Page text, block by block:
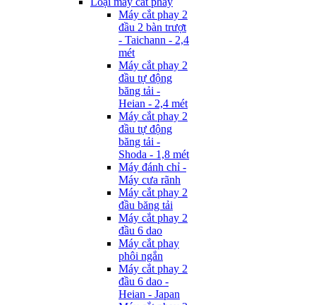
Máy cắt phay 2
đầu 2 bàn trượt
- Taichann - 2,4
mét
Máy cắt phay 2
đầu tự động
băng tải -
Heian - 2,4 mét
Máy cắt phay 2
đầu tự động
băng tải -
Shoda - 1,8 mét
Máy đánh chỉ -
Máy cưa rãnh
Máy cắt phay 2
đầu băng tải
Máy cắt phay 2
đầu 6 dao
Máy cắt phay
phôi ngắn
Máy cắt phay 2
đầu 6 dao -
Heian - Japan